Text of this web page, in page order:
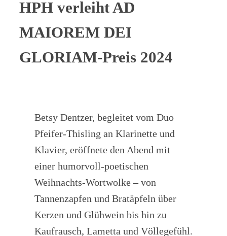
HPH verleiht AD
MAIOREM DEI
GLORIAM-Preis 2024
Betsy Dentzer, begleitet vom Duo
Pfeifer-Thisling an Klarinette und
Klavier, eröffnete den Abend mit
einer humorvoll-poetischen
Weihnachts-Wortwolke – von
Tannenzapfen und Bratäpfeln über
Kerzen und Glühwein bis hin zu
Kaufrausch, Lametta und Völlegefühl.